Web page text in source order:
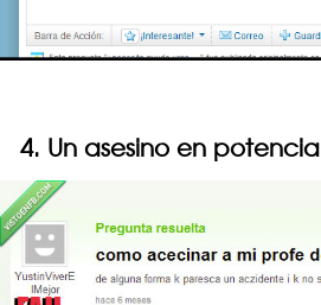
4. Un asesino en potencia